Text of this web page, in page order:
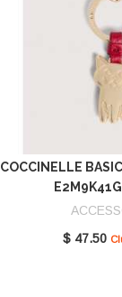
COCCINELLE
$ 47.50